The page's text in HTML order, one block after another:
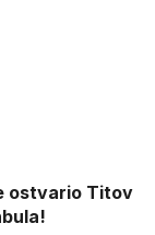
ostvario Titov